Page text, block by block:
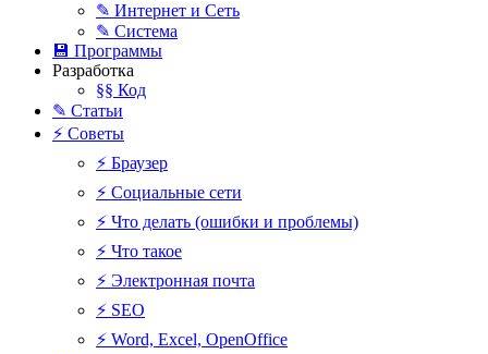
✎ Интернет и Сеть
✎ Система
💾 Программы
Разработка
§§ Код
✎ Статьи
⚡ Советы
⚡ Браузер
⚡ Социальные сети
⚡ Что делать (ошибки и проблемы)
⚡ Что такое
⚡ Электронная почта
⚡ SEO
⚡ Word, Excel, OpenOffice